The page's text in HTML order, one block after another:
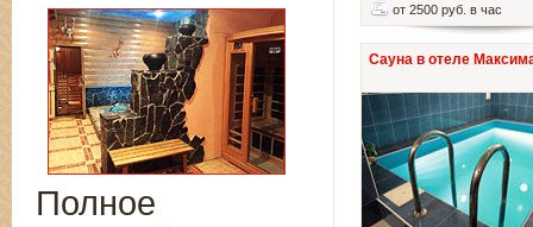
от 2500 руб. в час
Сауна в отеле
Полное